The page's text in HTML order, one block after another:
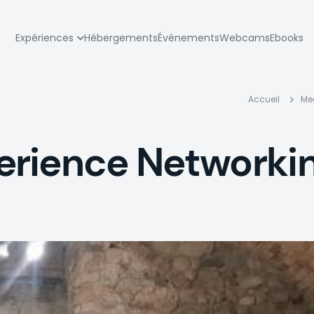
Expériences HébergementsÉvénementsWebcamsEbooks
Fil
Accueil